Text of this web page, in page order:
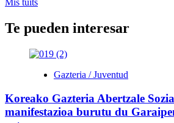
Mis tuits
Te pueden interesar
Gazteria / Juventud
Koreako Gazteria Abertzale
manifestazioa burutu du